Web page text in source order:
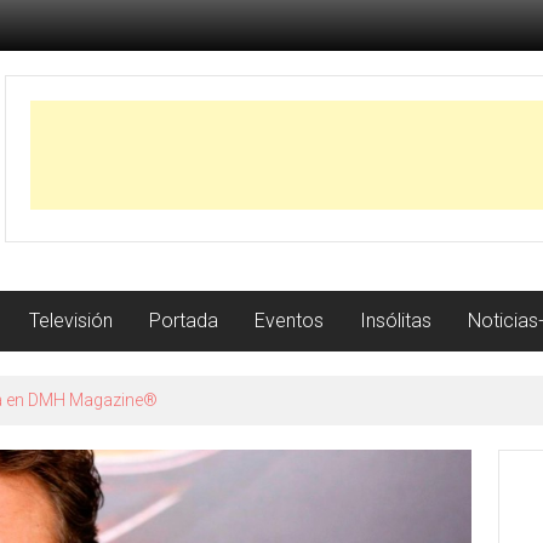
Televisión Portada Eventos Insólitas
con récord de jonrones a los 23 años